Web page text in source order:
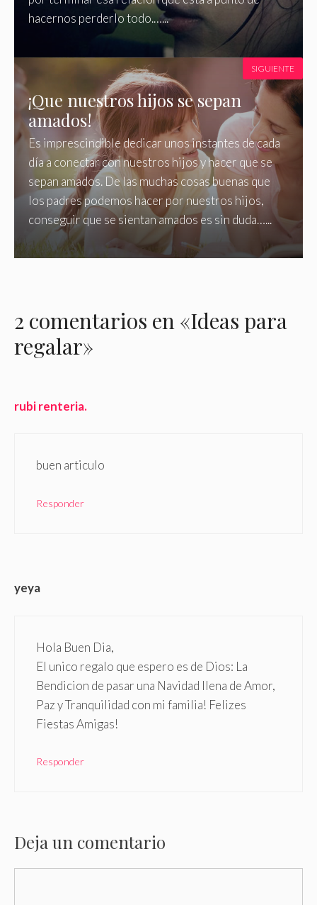
hacernos perderlo todo.…...
¡Que nuestros hijos se sepan
amados!
Es imprescindible dedicar unos instantes de cada
día a conectar con nuestros hijos y hacer que se
sepan amados. De las muchas cosas buenas que
los padres podemos hacer por nuestros hijos,
conseguir que se sientan amados es sin duda…...
SIGUIENTE
2 comentarios en «Ideas para
regalar»
rubi renteria.
buen articulo
Responder
yeya
Hola Buen Dia,
El unico regalo que espero es de Dios: La
Bendicion de pasar una Navidad llena de Amor,
Paz y Tranquilidad con mi familia! Felizes
Fiestas Amigas!
Responder
Deja un comentario